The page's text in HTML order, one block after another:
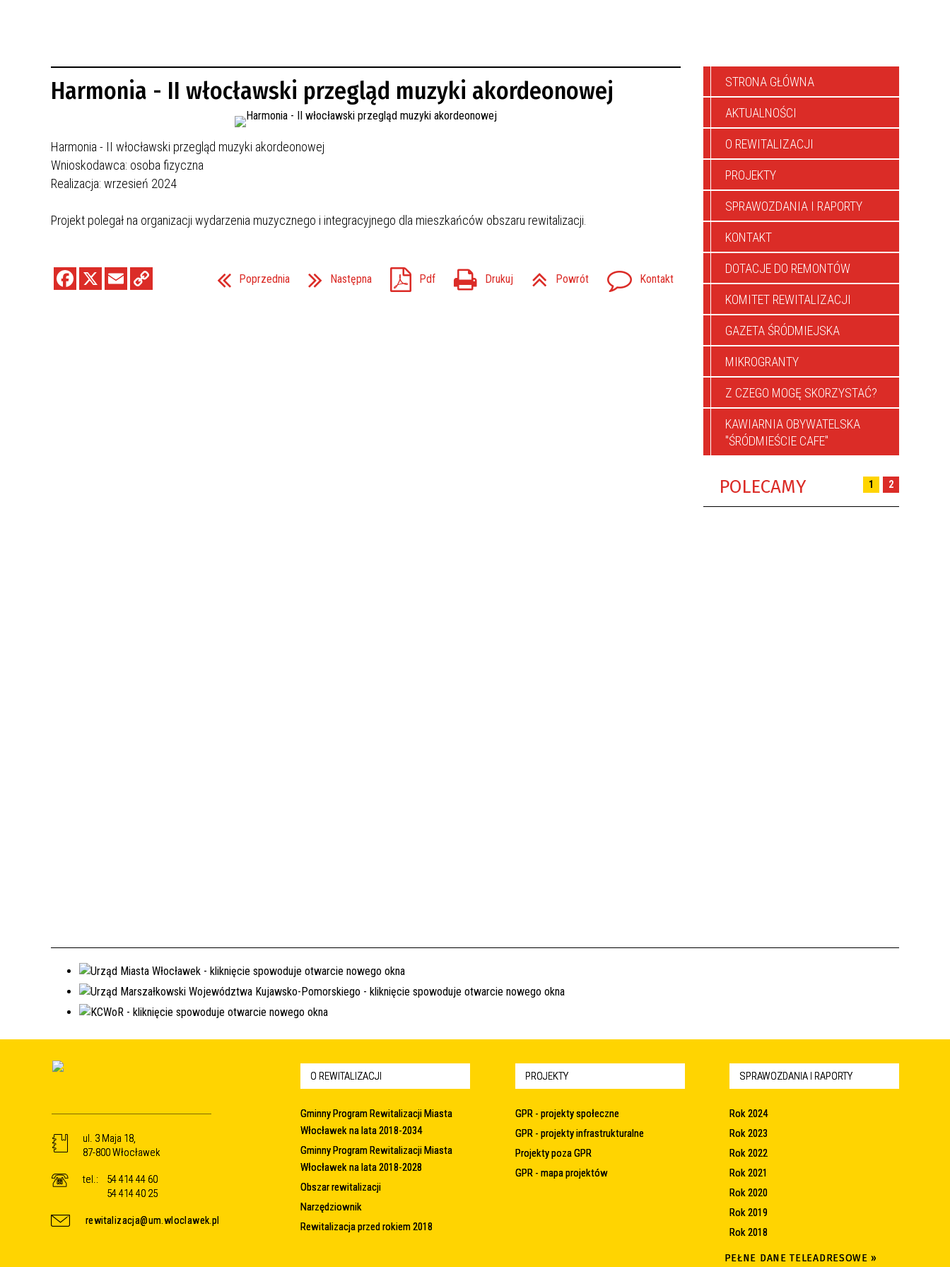
Harmonia - II włocławski przegląd muzyki akordeonowej
Harmonia - II włocławski przegląd muzyki akordeonowej
Wnioskodawca: osoba fizyczna
Realizacja: wrzesień 2024
Projekt polegał na organizacji wydarzenia muzycznego i integracyjnego dla mieszkańców obszaru rewitalizacji.
Poprzednia Następna Pdf Drukuj Powrót Kontakt
STRONA GŁÓWNA
AKTUALNOŚCI
O REWITALIZACJI
PROJEKTY
SPRAWOZDANIA I RAPORTY
KONTAKT
DOTACJE DO REMONTÓW
KOMITET REWITALIZACJI
GAZETA ŚRÓDMIEJSKA
MIKROGRANTY
Z CZEGO MOGĘ SKORZYSTAĆ?
KAWIARNIA OBYWATELSKA
"ŚRÓDMIEŚCIE CAFE"
POLECAMY 1 2
ul. 3 Maja 18,
87-800 Włocławek
tel.:
54 414 44 60
54 414 40 25
rewitalizacja@um.wloclawek.pl
O REWITALIZACJI
Gminny Program Rewitalizacji Miasta
Włocławek na lata 2018-2034
Gminny Program Rewitalizacji Miasta
Włocławek na lata 2018-2028
Obszar rewitalizacji
Narzędziownik
Rewitalizacja przed rokiem 2018
PROJEKTY
GPR - projekty społeczne
GPR - projekty infrastrukturalne
Projekty poza GPR
GPR - mapa projektów
SPRAWOZDANIA I RAPORTY
Rok 2024
Rok 2023
Rok 2022
Rok 2021
Rok 2020
Rok 2019
Rok 2018
PEŁNE DANE TELEADRESOWE »